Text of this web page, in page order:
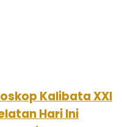
Kalibata XXI
Hari Ini